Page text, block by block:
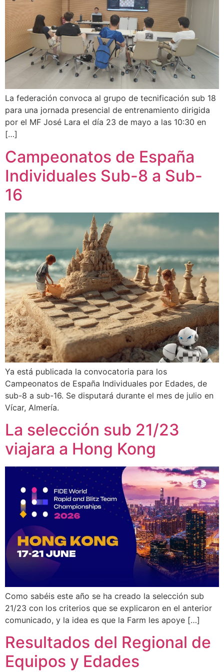
La federación convoca al grupo de tecnificación sub 18
para una jornada presencial de entrenamiento dirigida
por el MF José Lara el día 23 de mayo a las 10:30 en
[…]
Campeonatos de España
Individuales Sub-8 a Sub-
16
Ya está publicada la convocatoria para los
Campeonatos de España Individuales por Edades, de
sub-8 a sub-16. Se disputará durante el mes de julio en
Vícar, Almería.
La selección sub 21/23
viajara a Hong Kong
Como sabéis este año se ha creado la selección sub
21/23 con los criterios que se explicaron en el anterior
comunicado, y la idea es que la Farm les apoye […]
Resultados del Regional de
Equipos y Edades